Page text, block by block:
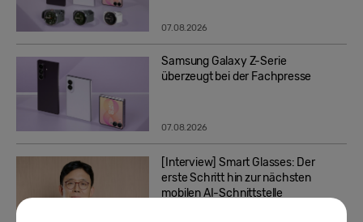
07.08.2026
Samsung Galaxy Z-Serie
überzeugt bei der Fachpresse
07.08.2026
[Interview] Smart Glasses: Der
erste Schritt hin zur nächsten
mobilen AI-Schnittstelle